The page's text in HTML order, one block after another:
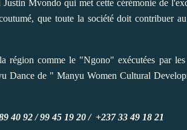
Mvondo qui met cette cérémonie de
que toute la société doit contribuer
région comme le "Ngono" exécutées par
Dance de " Manyu Women Cultural
40 92 / 99 45 19 20 / +237 33 49 18 21